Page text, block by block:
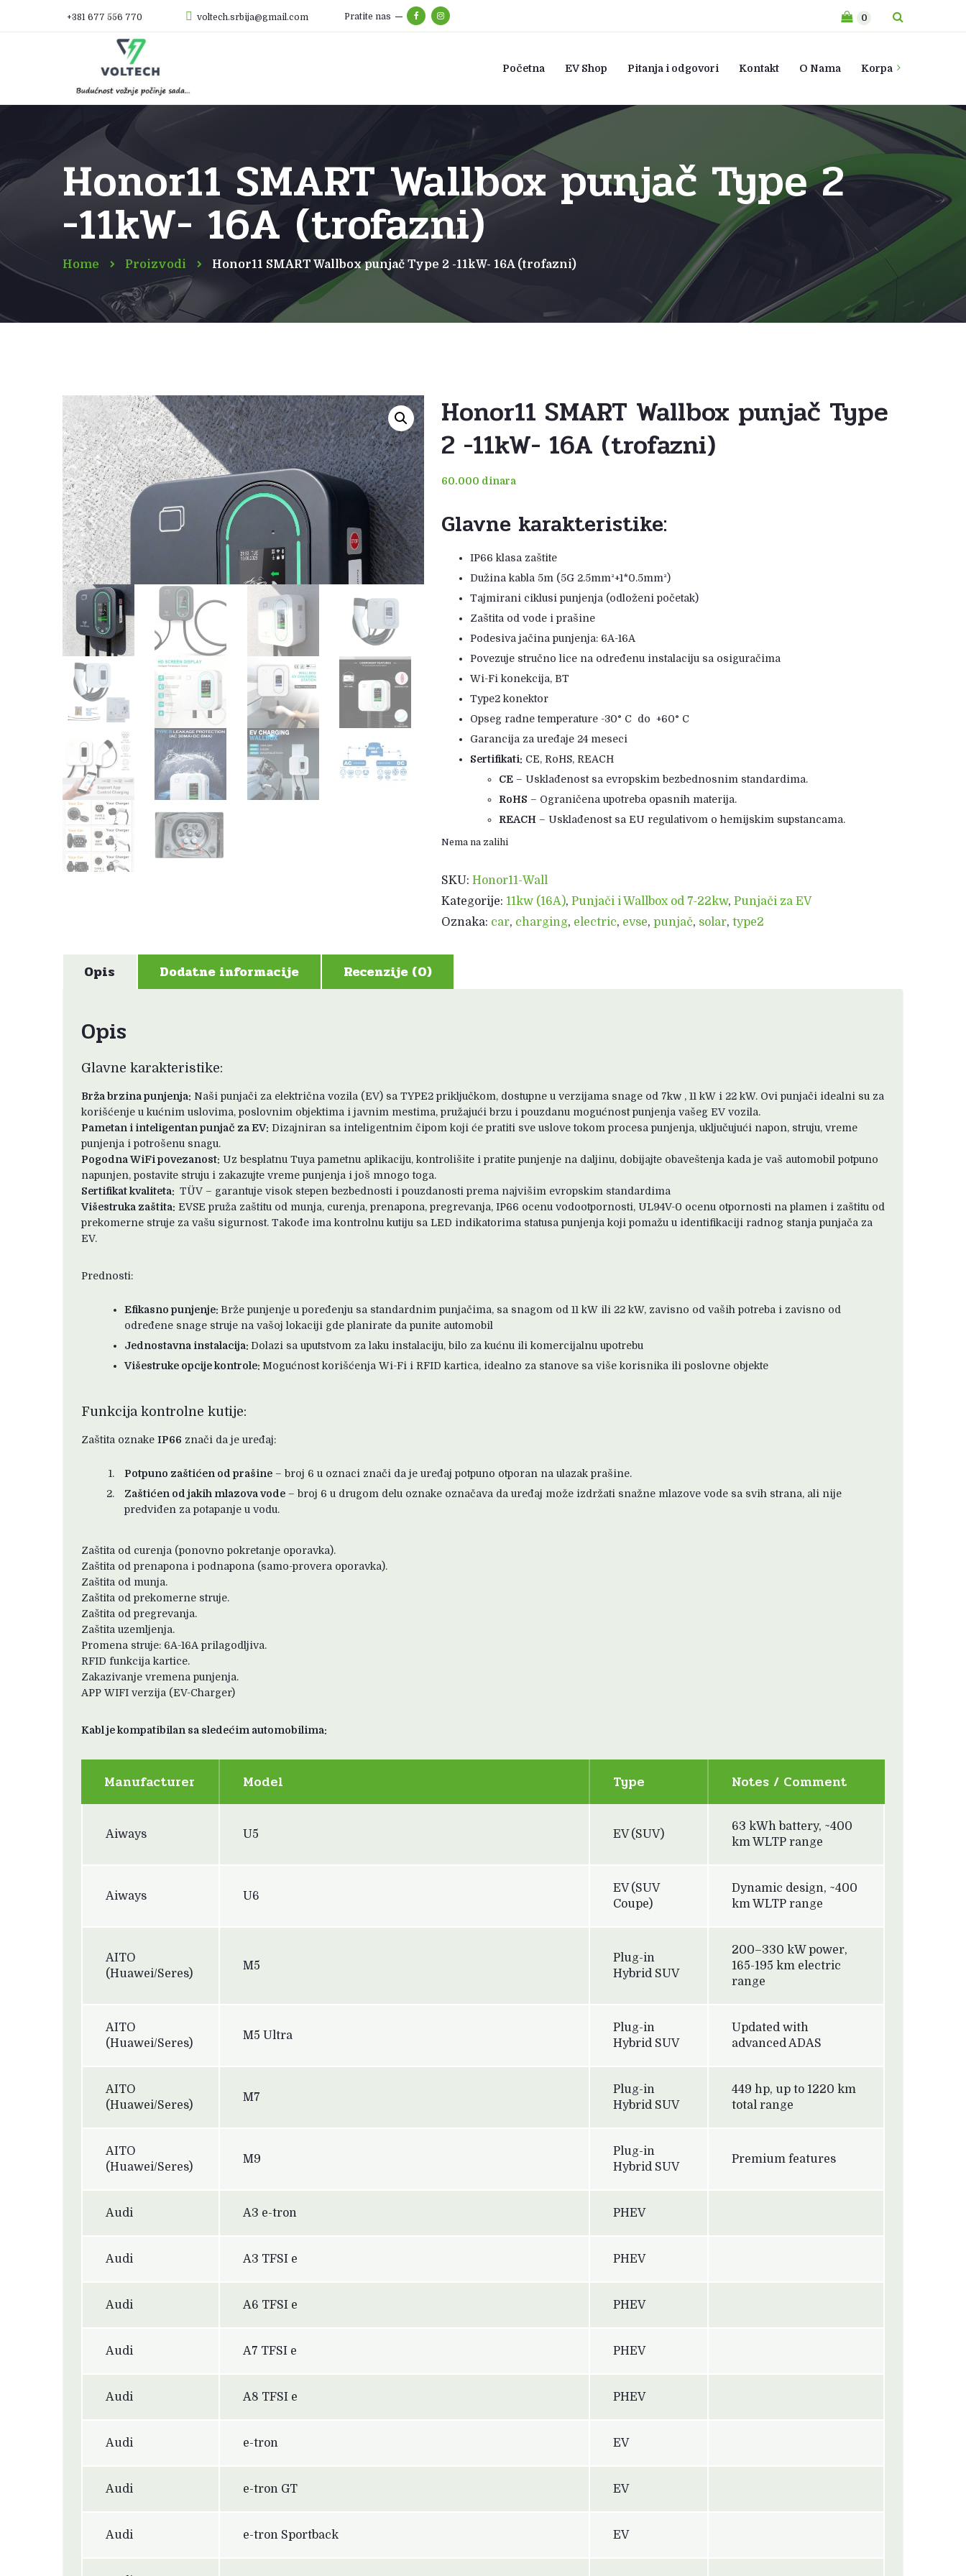
+381 677 556 770 voltech.srbija@gmail.com Pratite nas 0
Početna EV Shop Pitanja i odgovori Kontakt O Nama Korpa
Honor11 SMART Wallbox punjač Type 2
-11kW- 16A (trofazni)
Home Proizvodi Honor11 SMART Wallbox punjač Type 2 -11kW- 16A (trofazni)
Honor11 SMART Wallbox punjač Type
2 -11kW- 16A (trofazni)
60.000 dinara
Glavne karakteristike:
IP66 klasa zaštite
Dužina kabla 5m (5G 2.5mm²+1*0.5mm²)
Tajmirani ciklusi punjenja (odloženi početak)
Zaštita od vode i prašine
Podesiva jačina punjenja: 6A-16A
Povezuje stručno lice na određenu instalaciju sa osiguračima
Wi-Fi konekcija, BT
Type2 konektor
Opseg radne temperature -30° C do +60° C
Garancija za uređaje 24 meseci
Sertifikati: CE, RoHS, REACH
CE– Usklađenost sa evropskim bezbednosnim standardima.
RoHS – Ograničena upotreba opasnih materija.
REACH– Usklađenost sa EU regulativom o hemijskim supstancama.
Nema na zalihi
SKU: Honor11-Wall
Kategorije: 11kw (16A), Punjači i Wallbox od 7-22kw, Punjači za EV
Oznaka: car, charging, electric, evse, punjač, solar, type2
Opis Dodatne informacije Recenzije (0)
Opis
Glavne karakteristike:
Brža brzina punjenja: Naši punjači za električna vozila (EV) sa TYPE2 priključkom, dostupne u verzijama snage od 7kw , 11 kW i 22 kW. Ovi punjači idealni su za
korišćenje u kućnim uslovima, poslovnim objektima i javnim mestima, pružajući brzu i pouzdanu mogućnost punjenja vašeg EV vozila.
Pametan i inteligentan punjač za EV: Dizajniran sa inteligentnim čipom koji će pratiti sve uslove tokom procesa punjenja, uključujući napon, struju, vreme
punjenja i potrošenu snagu.
Pogodna WiFi povezanost: Uz besplatnu Tuya pametnu aplikaciju, kontrolišite i pratite punjenje na daljinu, dobijajte obaveštenja kada je vaš automobil potpuno
napunjen, postavite struju i zakazujte vreme punjenja i još mnogo toga.
Sertifikat kvaliteta: TÜV – garantuje visok stepen bezbednosti i pouzdanosti prema najvišim evropskim standardima
Višestruka zaštita: EVSE pruža zaštitu od munja, curenja, prenapona, pregrevanja, IP66 ocenu vodootpornosti, UL94V-0 ocenu otpornosti na plamen i zaštitu od
prekomerne struje za vašu sigurnost. Takođe ima kontrolnu kutiju sa LED indikatorima statusa punjenja koji pomažu u identifikaciji radnog stanja punjača za
EV.
Prednosti:
Efikasno punjenje: Brže punjenje u poređenju sa standardnim punjačima, sa snagom od 11 kW ili 22 kW, zavisno od vaših potreba i zavisno od
određene snage struje na vašoj lokaciji gde planirate da punite automobil
Jednostavna instalacija: Dolazi sa uputstvom za laku instalaciju, bilo za kućnu ili komercijalnu upotrebu
Višestruke opcije kontrole: Mogućnost korišćenja Wi-Fi i RFID kartica, idealno za stanove sa više korisnika ili poslovne objekte
Funkcija kontrolne kutije:
Zaštita oznake IP66 znači da je uređaj:
Potpuno zaštićen od prašine – broj 6 u oznaci znači da je uređaj potpuno otporan na ulazak prašine.
Zaštićen od jakih mlazova vode – broj 6 u drugom delu oznake označava da uređaj može izdržati snažne mlazove vode sa svih strana, ali nije
predviđen za potapanje u vodu.
Zaštita od curenja (ponovno pokretanje oporavka).
Zaštita od prenapona i podnapona (samo-provera oporavka).
Zaštita od munja.
Zaštita od prekomerne struje.
Zaštita od pregrevanja.
Zaštita uzemljenja.
Promena struje: 6A-16A prilagodljiva.
RFID funkcija kartice.
Zakazivanje vremena punjenja.
APP WIFI verzija (EV-Charger)
Kabl je kompatibilan sa sledećim automobilima:
Manufacturer Model Type Notes / Comment
Aiways U5 EV (SUV)
63 kWh battery, ~400
km WLTP range
Aiways U6
EV (SUV
Coupe)
Dynamic design, ~400
km WLTP range
AITO
(Huawei/Seres)
M5
Plug-in
Hybrid SUV
200–330 kW power,
165-195 km electric
range
AITO
(Huawei/Seres)
M5 Ultra
Plug-in
Hybrid SUV
Updated with
advanced ADAS
AITO
(Huawei/Seres)
M7
Plug-in
Hybrid SUV
449 hp, up to 1220 km
total range
AITO
(Huawei/Seres)
M9
Plug-in
Hybrid SUV
Premium features
Audi A3 e-tron PHEV
Audi A3 TFSI e PHEV
Audi A6 TFSI e PHEV
Audi A7 TFSI e PHEV
Audi A8 TFSI e PHEV
Audi e-tron EV
Audi e-tron GT EV
Audi e-tron Sportback EV